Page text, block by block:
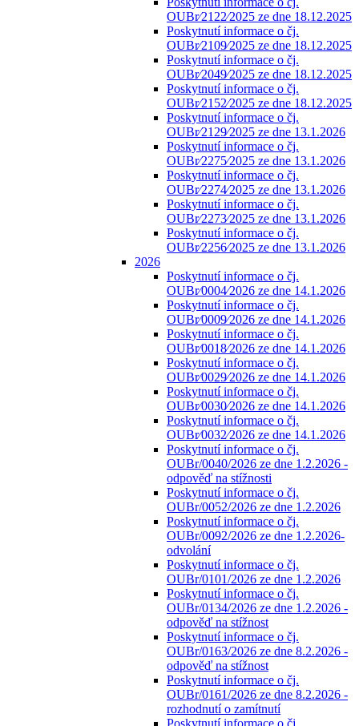
OUBr⁄2122⁄2025 ze dne 18.12.2025
Poskytnutí informace o čj.
OUBr⁄2109⁄2025 ze dne 18.12.2025
Poskytnutí informace o čj.
OUBr⁄2049⁄2025 ze dne 18.12.2025
Poskytnutí informace o čj.
OUBr⁄2152⁄2025 ze dne 18.12.2025
Poskytnutí informace o čj.
OUBr⁄2129⁄2025 ze dne 13.1.2026
Poskytnutí informace o čj.
OUBr⁄2275⁄2025 ze dne 13.1.2026
Poskytnutí informace o čj.
OUBr⁄2274⁄2025 ze dne 13.1.2026
Poskytnutí informace o čj.
OUBr⁄2273⁄2025 ze dne 13.1.2026
Poskytnutí informace o čj.
OUBr⁄2256⁄2025 ze dne 13.1.2026
2026
Poskytnutí informace o čj.
OUBr⁄0004⁄2026 ze dne 14.1.2026
Poskytnutí informace o čj.
OUBr⁄0009⁄2026 ze dne 14.1.2026
Poskytnutí informace o čj.
OUBr⁄0018⁄2026 ze dne 14.1.2026
Poskytnutí informace o čj.
OUBr⁄0029⁄2026 ze dne 14.1.2026
Poskytnutí informace o čj.
OUBr⁄0030⁄2026 ze dne 14.1.2026
Poskytnutí informace o čj.
OUBr⁄0032⁄2026 ze dne 14.1.2026
Poskytnutí informace o čj.
OUBr/0040/2026 ze dne 1.2.2026 -
odpověď na stížnosti
Poskytnutí informace o čj.
OUBr/0052/2026 ze dne 1.2.2026
Poskytnutí informace o čj.
OUBr/0092/2026 ze dne 1.2.2026-
odvolání
Poskytnutí informace o čj.
OUBr/0101/2026 ze dne 1.2.2026
Poskytnutí informace o čj.
OUBr/0134/2026 ze dne 1.2.2026 -
odpověď na stížnost
Poskytnutí informace o čj.
OUBr/0163/2026 ze dne 8.2.2026 -
odpověď na stížnost
Poskytnutí informace o čj.
OUBr/0161/2026 ze dne 8.2.2026 -
rozhodnutí o zamítnutí
Poskytnutí informace o čj.